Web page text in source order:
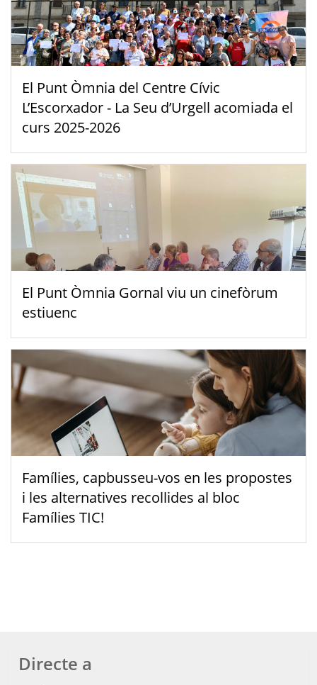
El Punt Òmnia del Centre Cívic
L’Escorxador - La Seu d’Urgell acomiada el
curs 2025-2026
El Punt Òmnia Gornal viu un cinefòrum
estiuenc
Famílies, capbusseu-vos en les propostes
i les alternatives recollides al bloc
Famílies TIC!
Directe a